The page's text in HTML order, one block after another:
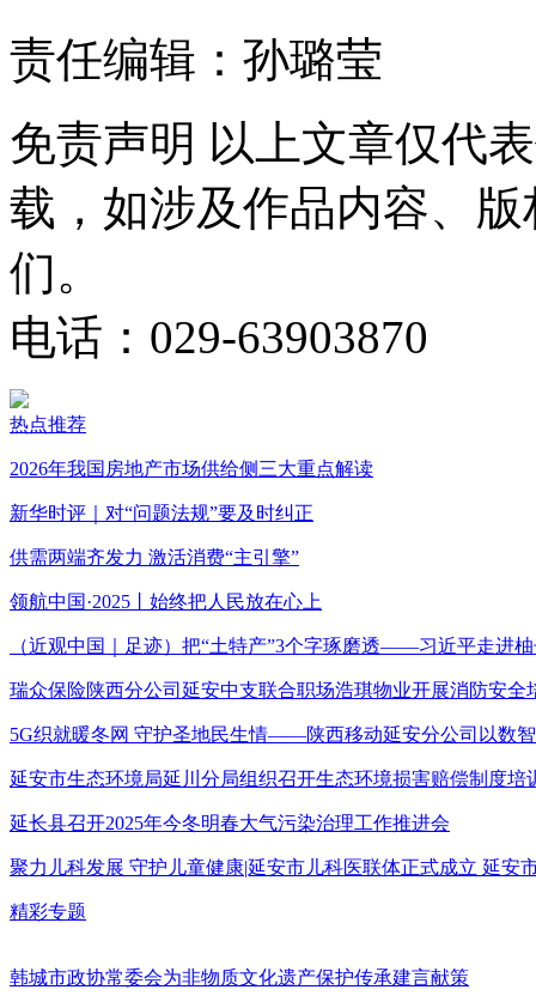
责任编辑：孙璐莹
免责声明 以上文章仅代
载，如涉及作品内容、
们。
电话：029-63903870
热点推荐
2026年我国房地产市场供给侧三大重点解读
新华时评｜对“问题法规”要及时纠正
供需两端齐发力 激活消费“主引擎”
领航中国·2025丨始终把人民放在心上
（近观中国｜足迹）把“土特产”3个字琢磨透——习近平走进
瑞众保险陕西分公司延安中支联合职场浩琪物业开展消防安全
5G织就暖冬网 守护圣地民生情——陕西移动延安分公司以数
延安市生态环境局延川分局组织召开生态环境损害赔偿制度培
延长县召开2025年今冬明春大气污染治理工作推进会
聚力儿科发展 守护儿童健康|延安市儿科医联体正式成立 延安
精彩专题
韩城市政协常委会为非物质文化遗产保护传承建言献策